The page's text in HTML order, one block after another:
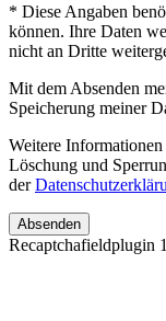
* Diese Angaben
können. Ihre Daten
nicht an Dritte
Mit dem Absenden
Speicherung meiner
Weitere
Löschung und
der
Absenden
Recaptchafieldplugin 1